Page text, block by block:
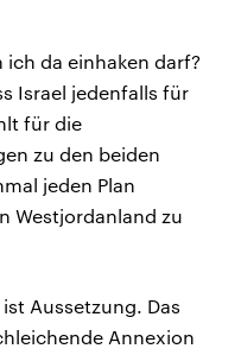
ich da einhaken darf?
Israel jedenfalls für
für die
zu den beiden
jeden Plan
Westjordanland zu
Aussetzung. Das
Annexion